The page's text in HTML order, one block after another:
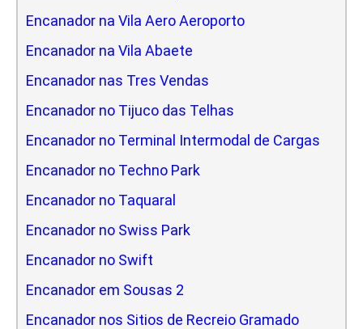
Encanador na Vila Aero Aeroporto
Encanador na Vila Abaete
Encanador nas Tres Vendas
Encanador no Tijuco das Telhas
Encanador no Terminal Intermodal de Cargas
Encanador no Techno Park
Encanador no Taquaral
Encanador no Swiss Park
Encanador no Swift
Encanador em Sousas 2
Encanador nos Sitios de Recreio Gramado